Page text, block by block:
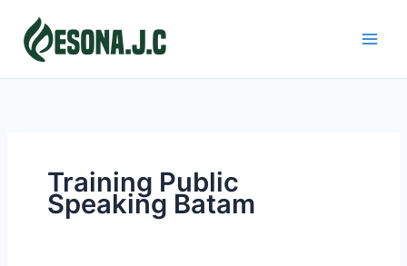
content
Training Public
Speaking Batam